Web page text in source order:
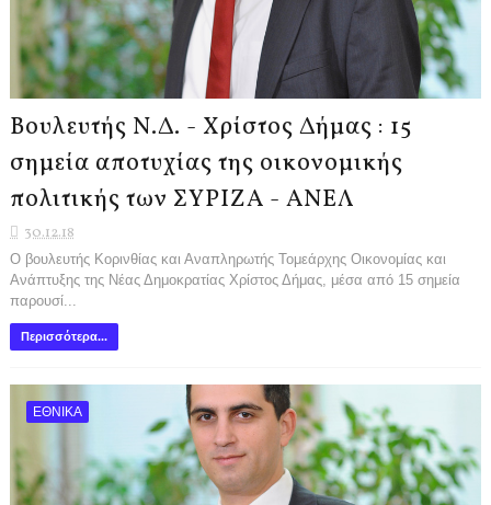
Βουλευτής Ν.Δ. - Χρίστος Δήμας : 15
σημεία αποτυχίας της οικονομικής
πολιτικής των ΣΥΡΙΖΑ - ΑΝΕΛ
30.12.18
Ο βουλευτής Κορινθίας και Αναπληρωτής Τομεάρχης Οικονομίας και
Ανάπτυξης της Νέας Δημοκρατίας Χρίστος Δήμας, μέσα από 15 σημεία
παρουσί...
Περισσότερα...
ΕΘΝΙΚΑ